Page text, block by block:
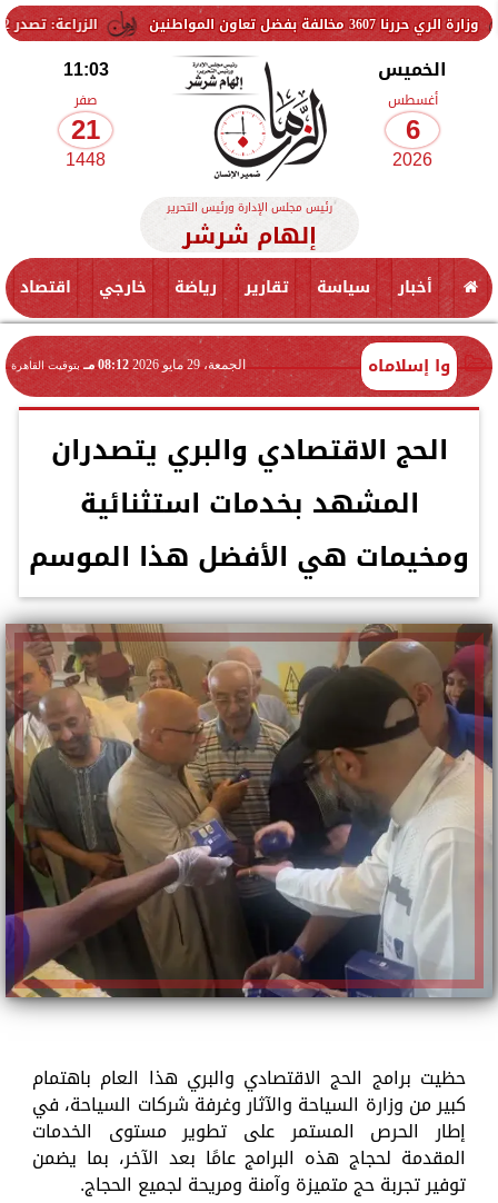
الزراعة: تصدر 712 ترخيص تشغيل جديد لمشروعات الثروة الحيوانية والداجنة.. وتسجيل 832 مخلوط أعلاف المواطنين
الخميس
أغسطس
6
2026
11:03
صفر
21
1448
رئيس مجلس الإدارة ورئيس التحرير
إلهام شرشر
أخبار سياسة تقارير رياضة خارجي اقتصاد
وا إسلاماه الجمعة، 29 مايو 2026 08:12 مـ بتوقيت القاهرة
الحج الاقتصادي والبري يتصدران
المشهد بخدمات استثنائية
ومخيمات هي الأفضل هذا الموسم
حظيت برامج الحج الاقتصادي والبري هذا العام باهتمام
كبير من وزارة السياحة والآثار وغرفة شركات السياحة، في
إطار الحرص المستمر على تطوير مستوى الخدمات
المقدمة لحجاج هذه البرامج عامًا بعد الآخر، بما يضمن
توفير تجربة حج متميزة وآمنة ومريحة لجميع الحجاج.